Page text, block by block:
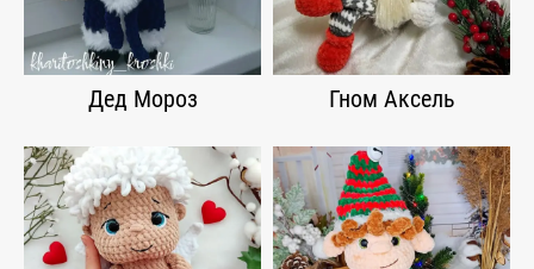
Дед Мороз Гном Аксель